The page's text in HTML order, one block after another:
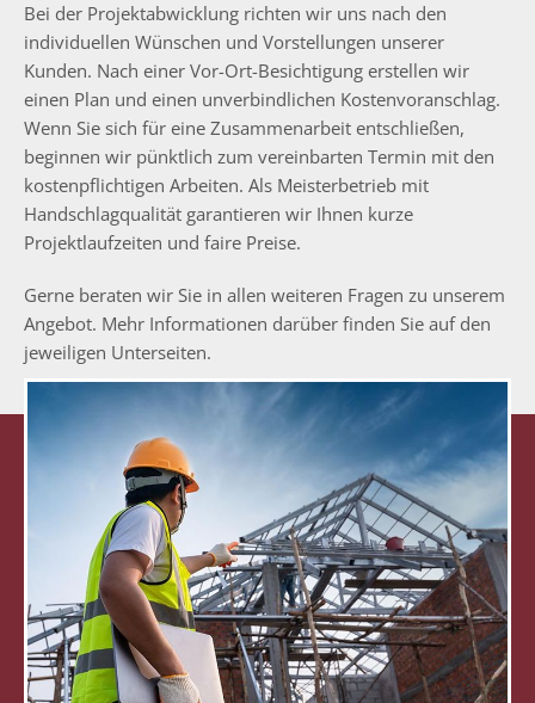
Bei der Projektabwicklung richten wir uns nach den
individuellen Wünschen und Vorstellungen unserer
Kunden. Nach einer Vor-Ort-Besichtigung erstellen wir
einen Plan und einen unverbindlichen Kostenvoranschlag.
Wenn Sie sich für eine Zusammenarbeit entschließen,
beginnen wir pünktlich zum vereinbarten Termin mit den
kostenpflichtigen Arbeiten. Als Meisterbetrieb mit
Handschlagqualität garantieren wir Ihnen kurze
Projektlaufzeiten und faire Preise.
Gerne beraten wir Sie in allen weiteren Fragen zu unserem
Angebot. Mehr Informationen darüber finden Sie auf den
jeweiligen Unterseiten.